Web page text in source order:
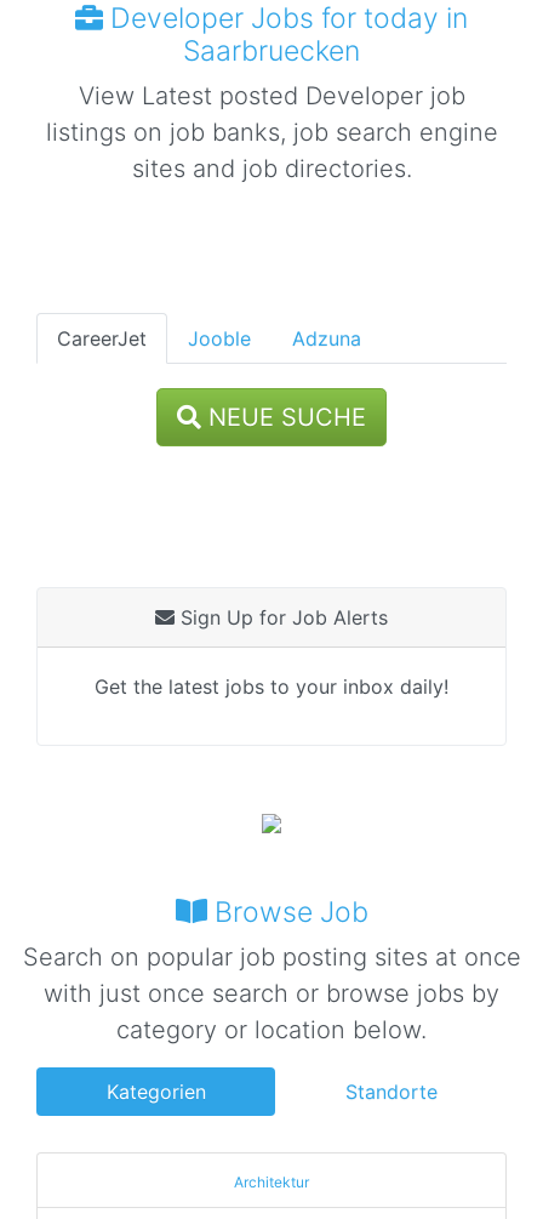
Developer Jobs for today in
Saarbruecken
View Latest posted Developer job
listings on job banks, job search engine
sites and job directories.
CareerJet Jooble Adzuna
NEUE SUCHE
Sign Up for Job Alerts
Get the latest jobs to your inbox daily!
Browse Job
Search on popular job posting sites at once
with just once search or browse jobs by
category or location below.
Kategorien Standorte
Architektur